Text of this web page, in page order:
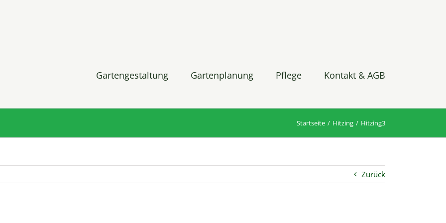
Gartengestaltung Gartenplanung Pflege Kontakt & AGB
Startseite Hitzing Hitzing3
Zurück